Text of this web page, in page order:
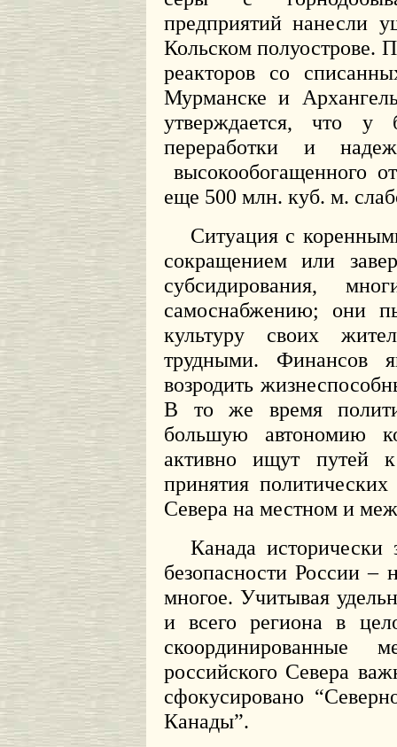
предприятий нанесли
Кольском
реакторов со
Мурманске и
утверждается, что у
переработки и
высокообогащенного
еще 500 млн. куб. м.
Ситуация с
сокращением или
субсидирования,
самоснабжению; они
культуру своих
трудными. Финансов
возродить
В то же время
большую автономию
активно ищут путей
принятия
Севера на местном и
Канада исторически
безопасности России
многое. Учитывая
и всего региона в
скоординированные
российского Севера
сфокусировано
Канады”.